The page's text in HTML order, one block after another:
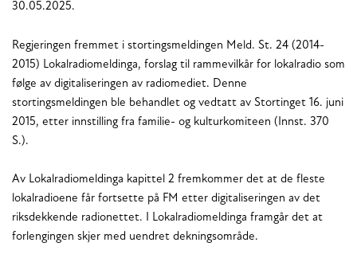
30.05.2025.
Regjeringen fremmet i stortingsmeldingen Meld. St. 24 (2014-
2015) Lokalradiomeldinga, forslag til rammevilkår for lokalradio som
følge av digitaliseringen av radiomediet. Denne
stortingsmeldingen ble behandlet og vedtatt av Stortinget 16. juni
2015, etter innstilling fra familie- og kulturkomiteen (Innst. 370
S.).
Av Lokalradiomeldinga kapittel 2 fremkommer det at de fleste
lokalradioene får fortsette på FM etter digitaliseringen av det
riksdekkende radionettet. I Lokalradiomeldinga framgår det at
forlengingen skjer med uendret dekningsområde.